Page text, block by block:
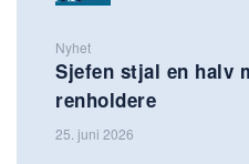
Nyhet
Sjefen stjal en halv
renholdere
25. juni 2026